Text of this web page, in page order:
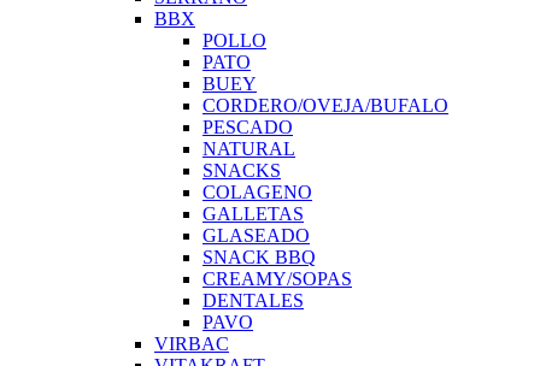
BBX
POLLO
PATO
BUEY
CORDERO/OVEJA/BUFALO
PESCADO
NATURAL
SNACKS
COLAGENO
GALLETAS
GLASEADO
SNACK BBQ
CREAMY/SOPAS
DENTALES
PAVO
VIRBAC